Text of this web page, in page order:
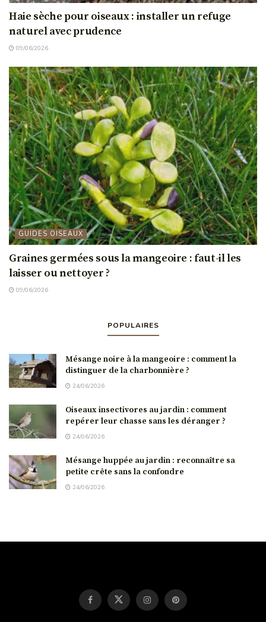
Haie sèche pour oiseaux : installer un refuge
naturel avec prudence
09/06/2026
GUIDES OISEAUX
Graines germées sous la mangeoire : faut-il les
laisser ou nettoyer ?
09/06/2026
POPULAIRES
Mésange noire à la mangeoire : comment la
distinguer de la charbonnière ?
24/06/2026
Oiseaux insectivores au jardin : comment
repérer leur chasse sans les déranger ?
24/06/2026
Mésange huppée au jardin : reconnaître sa
petite crête sans la confondre
24/06/2026